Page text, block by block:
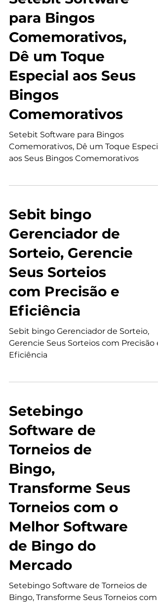
Setebit Software
para Bingos
Comemorativos,
Dê um Toque
Especial aos Seus
Bingos
Comemorativos
Sebit bingo
Gerenciador de
Sorteio, Gerencie
Seus Sorteios
com Precisão e
Eficiência
Setebingo
Software de
Torneios de
Bingo,
Transforme Seus
Torneios com o
Melhor Software
de Bingo do
Mercado